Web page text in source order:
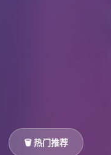
🗑️ 热门推荐